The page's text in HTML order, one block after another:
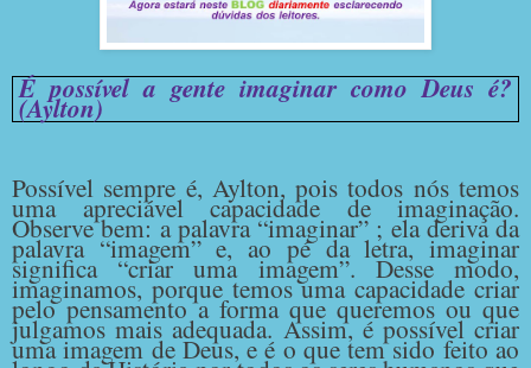
É possível a gente imaginar como Deus é?
(Aylton)
Possível sempre é, Aylton, pois todos nós temos
uma apreciável capacidade de imaginação.
Observe bem: a palavra “imaginar” ; ela deriva da
palavra “imagem” e, ao pé da letra, imaginar
significa “criar uma imagem”. Desse modo,
imaginamos, porque temos uma capacidade criar
pelo pensamento a forma que queremos ou que
julgamos mais adequada. Assim, é possível criar
uma imagem de Deus, e é o que tem sido feito ao